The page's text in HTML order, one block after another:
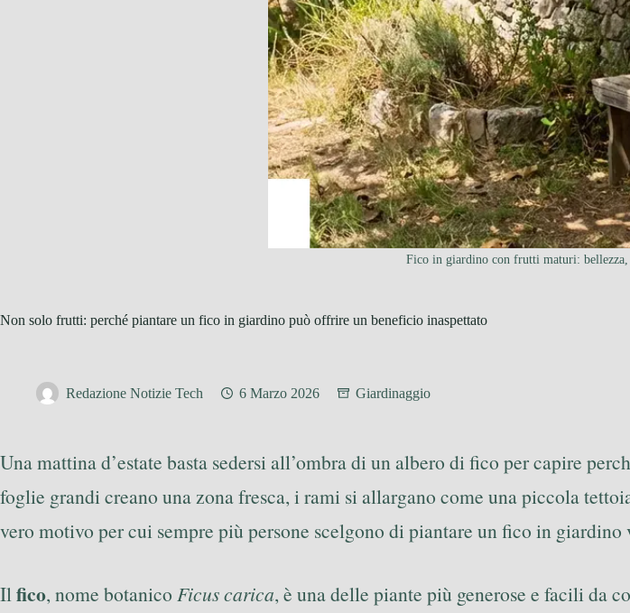
Fico in giardino con frutti maturi:
Non solo frutti: perché piantare un fico in giardino può offrire un beneficio inaspettato
Redazione Notizie Tech 6 Marzo 2026 Giardinaggio
Una mattina d’estate basta sedersi all’ombra di un albero di fico per capire
foglie grandi creano una zona fresca, i rami si allargano come una piccola
vero motivo per cui sempre più persone scelgono di piantare un fico in
Ilfico, nome botanico Ficus carica, è una delle piante più generose e facili da